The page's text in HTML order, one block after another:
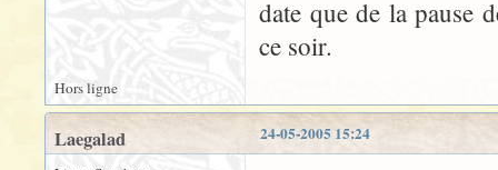
date que de la pause
ce soir.
Hors ligne
24-05-2005 15:24
Laegalad